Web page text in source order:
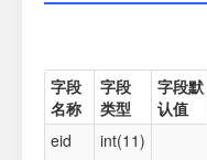
字段
名称
字段
类型
字段默
认值
eid
int(11)